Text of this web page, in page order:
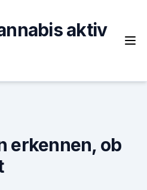
aktiv
erkennen, ob